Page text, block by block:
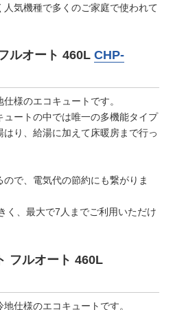
気機種で多くのご家庭で使われて
ルオート 460L CHP-
様のエコキュートです。
ートの中では唯一の多機能タイプ
り、給湯に加えて床暖房まで行っ
で、電気代の節約にも繋がりま
く、最大で7人までご利用いただけ
フルオート 460L
仕様のエコキュートです。